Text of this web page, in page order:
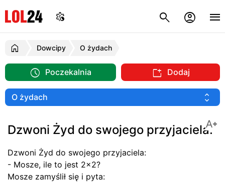
Dowcipy O żydach
Poczekalnia Dodaj
Dzwoni Żyd do swojego przyjaciela:
Dzwoni Żyd do swojego przyjaciela:
- Mosze, ile to jest 2x2?
Mosze zamyślił się i pyta: